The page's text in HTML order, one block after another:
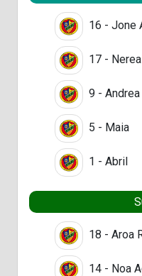
16 - Jone
17 -
9 - Andrea
5 - Maia
1 - Abril
18 - Aroa
14 - Noa